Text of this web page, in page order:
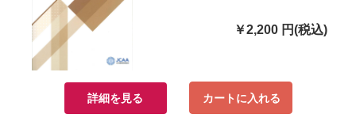
￥2,200 円(税込)
詳細を見る カートに入れる